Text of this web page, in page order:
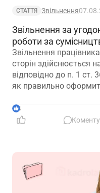
СТАТТЯ Звільнення
Звільнення за
роботи за
Звільнення
сторін здійснюється
відповідно до п. 1 ст.
як правильно
зафіксувати
роботодавцем.
4